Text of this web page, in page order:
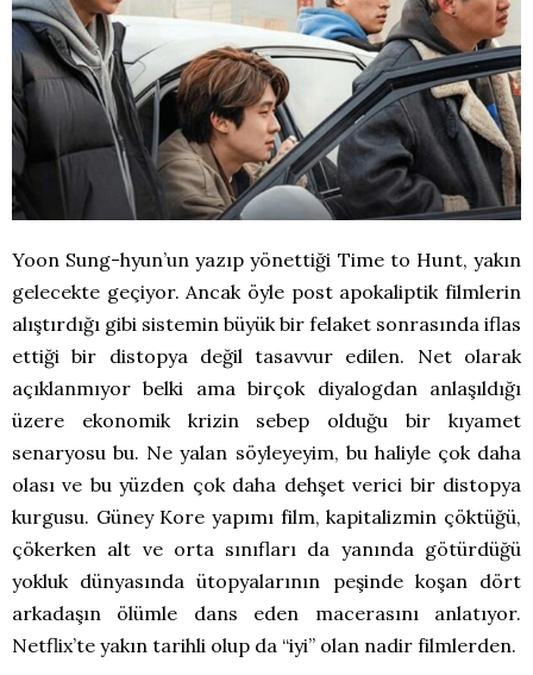
Yoon Sung-hyun’un yazıp yönettiği Time to Hunt, yakın
gelecekte geçiyor. Ancak öyle post apokaliptik filmlerin
alıştırdığı gibi sistemin büyük bir felaket sonrasında iflas
ettiği bir distopya değil tasavvur edilen. Net olarak
açıklanmıyor belki ama birçok diyalogdan anlaşıldığı
üzere ekonomik krizin sebep olduğu bir kıyamet
senaryosu bu. Ne yalan söyleyeyim, bu haliyle çok daha
olası ve bu yüzden çok daha dehşet verici bir distopya
kurgusu. Güney Kore yapımı film, kapitalizmin çöktüğü,
çökerken alt ve orta sınıfları da yanında götürdüğü
yokluk dünyasında ütopyalarının peşinde koşan dört
arkadaşın ölümle dans eden macerasını anlatıyor.
Netflix’te yakın tarihli olup da “iyi” olan nadir filmlerden.